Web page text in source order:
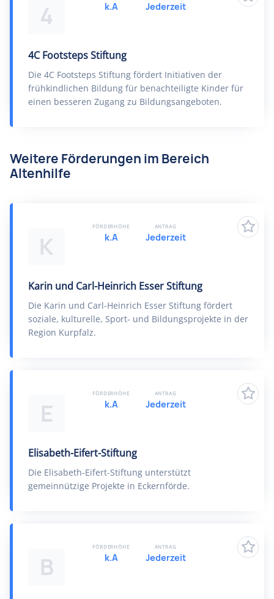
4
4C Footsteps Stiftung
Die 4C Footsteps Stiftung fördert Initiativen der
frühkindlichen Bildung für benachteiligte Kinder für
einen besseren Zugang zu Bildungsangeboten.
k.A Jederzeit
Weitere Förderungen im Bereich
Altenhilfe
K
Karin und Carl-Heinrich Esser Stiftung
Die Karin und Carl-Heinrich Esser Stiftung fördert
soziale, kulturelle, Sport- und Bildungsprojekte in der
Region Kurpfalz.
FÖRDERHÖHE
k.A
ANTRAG
Jederzeit
E
Elisabeth-Eifert-Stiftung
Die Elisabeth-Eifert-Stiftung unterstützt
gemeinnützige Projekte in Eckernförde.
FÖRDERHÖHE
k.A
ANTRAG
Jederzeit
B
FÖRDERHÖHE
k.A
ANTRAG
Jederzeit